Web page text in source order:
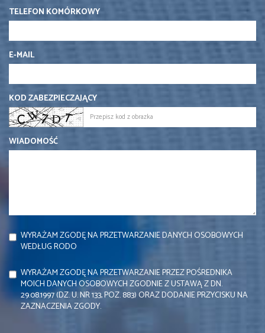
TELEFON KOMÓRKOWY
E-MAIL
KOD ZABEZPIECZAJĄCY
WIADOMOŚĆ
WYRAŻAM ZGODĘ NA PRZETWARZANIE DANYCH OSOBOWYCH
WEDŁUG RODO
WYRAŻAM ZGODĘ NA PRZETWARZANIE PRZEZ POŚREDNIKA
MOICH DANYCH OSOBOWYCH ZGODNIE Z USTAWĄ Z DN.
29.08.1997 (DZ. U. NR 133, POZ. 883) ORAZ DODANIE PRZYCISKU NA
ZAZNACZENIA ZGODY.